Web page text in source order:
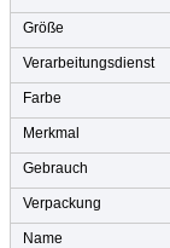
Größe
Verarbeitungsdienst
Farbe
Merkmal
Gebrauch
Verpackung
Name